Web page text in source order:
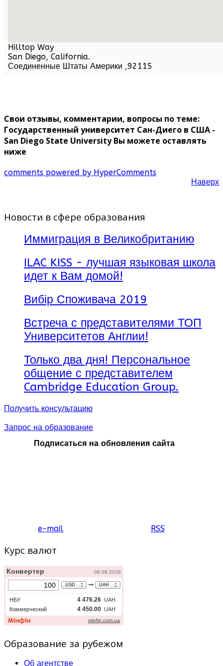
Hilltop Way
San Diego, California.
Соединенные Штаты Америки ,92115
Свои отзывы, комментарии, вопросы по теме:
Государственный университет Сан-Диего в США -
San Diego State University Вы можете оставлять
ниже
comments powered by HyperComments
Наверх
Новости в сфере образования
Иммиграция в Великобританию
ILAC KISS - лучшая языковая школа
идет к Вам домой!
Вибір Споживача 2019
Встреча с представителями ТОП
Университетов Англии!
Только два дня! Персональное
общение с представителем
Cambridge Education Group.
Получить консультацию
Запрос на образование
Подписаться на обновления сайта
e-mail RSS
Курс валют
Образование за рубежом
Об агентстве